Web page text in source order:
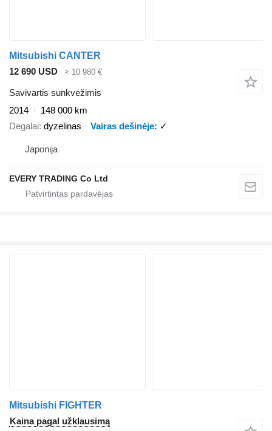
Mitsubishi CANTER
12 690 USD
≈ 10 980 €
Savivartis sunkvežimis
2014
148 000 km
Degalai dyzelinas Vairas dešinėje ✓
Japonija
EVERY TRADING Co Ltd
Mitsubishi FIGHTER
Kaina pagal užklausimą